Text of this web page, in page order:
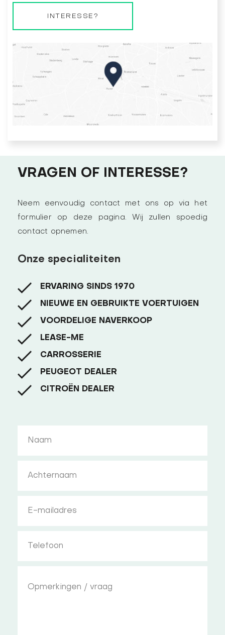
INTERESSE?
VRAGEN OF INTERESSE?
Neem eenvoudig contact met ons op via het
formulier op deze pagina. Wij zullen spoedig
contact opnemen.
Onze specialiteiten
ERVARING SINDS 1970
NIEUWE EN GEBRUIKTE VOERTUIGEN
VOORDELIGE NAVERKOOP
LEASE-ME
CARROSSERIE
PEUGEOT DEALER
CITROËN DEALER